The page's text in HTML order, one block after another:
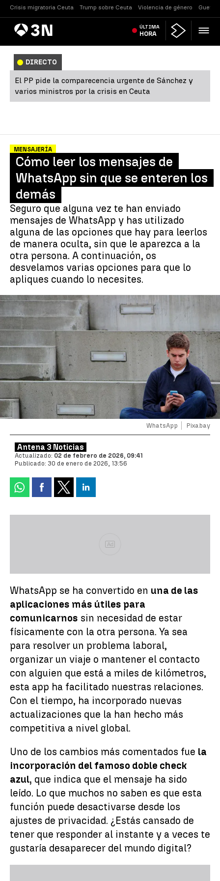
Crisis migratoria Ceuta Trump sobre Ceuta Violencia de género Guerra
AntenaNoticias ÚLTIMA
HORA
DIRECTO
El PP pide la comparecencia urgente de Sánchez y
varios ministros por la crisis en Ceuta
MENSAJERÍA
Cómo leer los mensajes de
WhatsApp sin que se enteren los
demás
Seguro que alguna vez te han enviado
mensajes de WhatsApp y has utilizado
alguna de las opciones que hay para leerlos
de manera oculta, sin que le aparezca a la
otra persona. A continuación, os
desvelamos varias opciones para que lo
apliques cuando lo necesites.
WhatsApp Pixabay
Antena 3 Noticias
Actualizado: 02 de febrero de 2026, 09:41
Publicado: 30 de enero de 2026, 13:56
Ad
WhatsApp se ha convertido en una de las
aplicaciones más útiles para
comunicarnos sin necesidad de estar
físicamente con la otra persona. Ya sea
para resolver un problema laboral,
organizar un viaje o mantener el contacto
con alguien que está a miles de kilómetros,
esta app ha facilitado nuestras relaciones.
Con el tiempo, ha incorporado nuevas
actualizaciones que la han hecho más
competitiva a nivel global.
Uno de los cambios más comentados fue la
incorporación del famoso doble check
azul, que indica que el mensaje ha sido
leído. Lo que muchos no saben es que esta
función puede desactivarse desde los
ajustes de privacidad. ¿Estás cansado de
tener que responder al instante y a veces te
gustaría desaparecer del mundo digital?